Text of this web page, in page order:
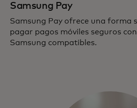
Samsung Pay
Samsung Pay ofrece una forma
pagar pagos móviles seguros
Samsung compatibles.